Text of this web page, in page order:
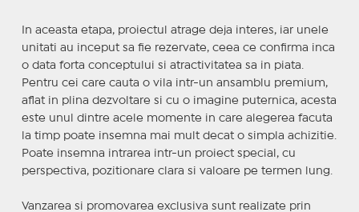
In aceasta etapa, proiectul atrage deja interes, iar unele
unitati au inceput sa fie rezervate, ceea ce confirma inca
o data forta conceptului si atractivitatea sa in piata.
Pentru cei care cauta o vila intr-un ansamblu premium,
aflat in plina dezvoltare si cu o imagine puternica, acesta
este unul dintre acele momente in care alegerea facuta
la timp poate insemna mai mult decat o simpla achizitie.
Poate insemna intrarea intr-un proiect special, cu
perspectiva, pozitionare clara si valoare pe termen lung.
Vanzarea si promovarea exclusiva sunt realizate prin